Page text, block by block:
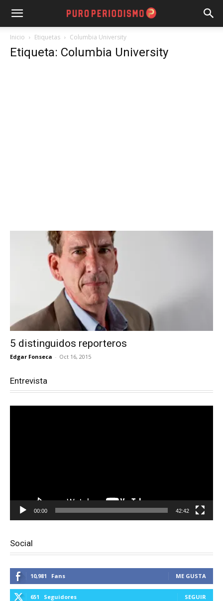
Inicio Etiquetas Columbia University
Etiqueta: Columbia University
5 distinguidos reporteros
Edgar Fonseca - Oct 16, 2015
Entrevista
00:00 42:42
Social
10,981 Fans ME GUSTA
651 Seguidores SEGUIR